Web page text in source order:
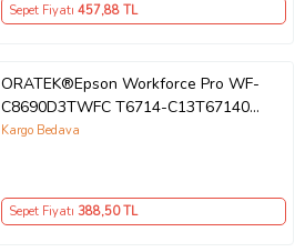
Sepet Fiyatı 457,88 TL
ORATEK®Epson Workforce Pro WF-
C8690D3TWFC T6714-C13T671400
Muadil Atık Kutusu Bakım Tankı
Kargo Bedava
Sepet Fiyatı 388,50 TL